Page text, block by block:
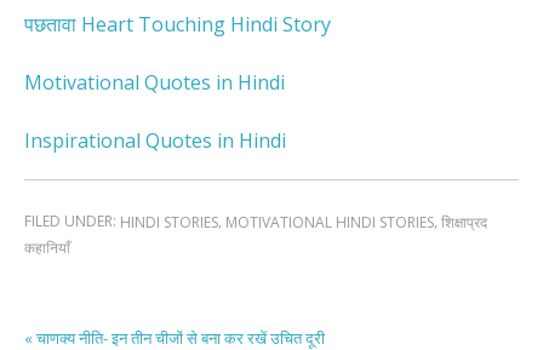
पछतावा Heart Touching Hindi Story
Motivational Quotes in Hindi
Inspirational Quotes in Hindi
FILED UNDER: HINDI STORIES, MOTIVATIONAL HINDI STORIES, शिक्षाप्रद
कहानियाँ
« चाणक्य नीति- इन तीन चीजों से बना कर रखें उचित दूरी